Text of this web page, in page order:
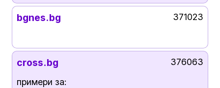
bgnes.bg 371023
cross.bg
примери за:
376063